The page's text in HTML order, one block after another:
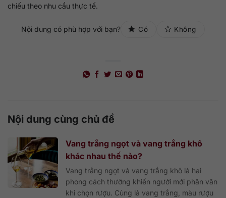
chiếu theo nhu cầu thực tế.
Nội dung có phù hợp với bạn? Có Không
Nội dung cùng chủ đề
Vang trắng ngọt và vang trắng khô
khác nhau thế nào?
Vang trắng ngọt và vang trắng khô là hai
phong cách thường khiến người mới phân vân
khi chọn rượu. Cùng là vang trắng, màu rượu